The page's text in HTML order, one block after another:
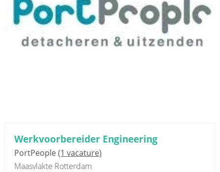
Werkvoorbereider Engineering
PortPeople(1 vacature)
Maasvlakte Rotterdam